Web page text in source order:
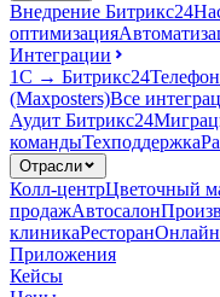
Внедрение Битрикс24
оптимизация
Интеграции
1С → Битрикс24
(Maxposters)Все
Аудит Битрикс24
командыТехподдержка
Отрасли
Колл-центрЦветочный
продажАвтосалон
клиникаРесторан
Приложения
Кейсы